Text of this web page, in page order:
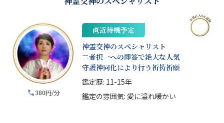
380円/分
直近待機予定
神霊交神のスペシャリスト
二者択一への即答で絶大な人気
守護神同化により行う祈祷祈願
鑑定歴: 11-15年
鑑定の雰囲気: 愛に溢れ暖かい